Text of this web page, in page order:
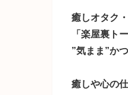
癒しオタク
「楽屋裏ト
”気まま”か
癒しや心の